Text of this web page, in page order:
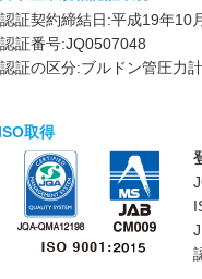
認証契約締結日:平成19年10
認証番号:JQ0507048
認証の区分:ブルドン管圧力計
取得